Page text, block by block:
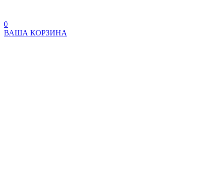
0
ВАША КОРЗИНА